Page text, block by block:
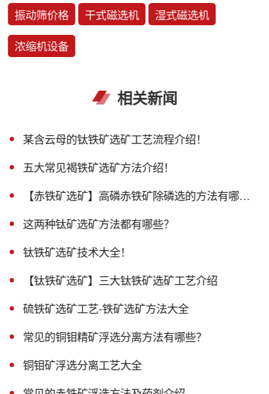
振动筛价格 干式磁选机 湿式磁选机
浓缩机设备
相关新闻
某含云母的钛铁矿选矿工艺流程介绍！
五大常见褐铁矿选矿方法介绍！
【赤铁矿选矿】高磷赤铁矿除磷选的方法有哪些？
这两种钛矿选矿方法都有哪些？
钛铁矿选矿技术大全！
【钛铁矿选矿】三大钛铁矿选矿工艺介绍
硫铁矿选矿工艺-铁矿选矿方法大全
常见的铜钼精矿浮选分离方法有哪些？
铜钼矿浮选分离工艺大全